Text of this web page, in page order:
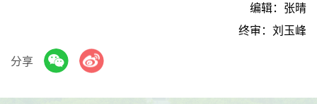
编辑：张晴
终审：刘玉峰
分享